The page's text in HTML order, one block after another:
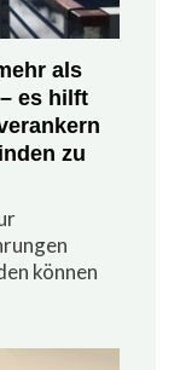
als
es hilft
zu
können